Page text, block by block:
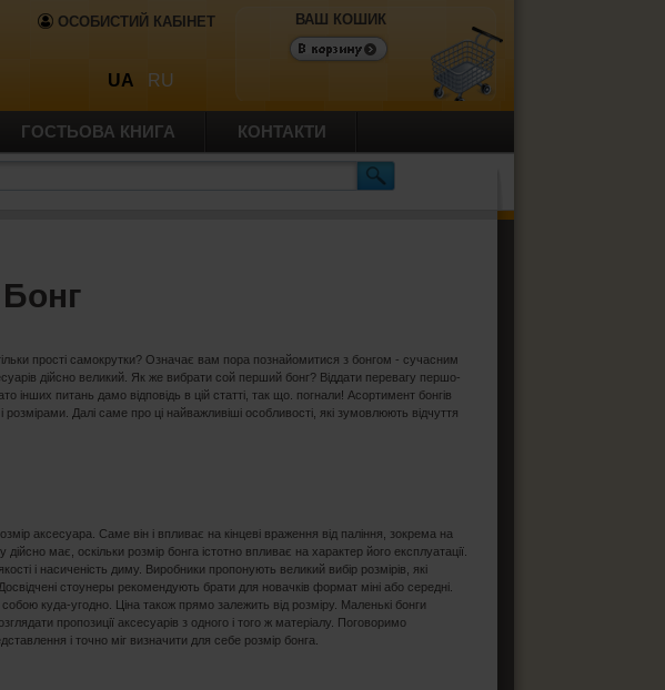
ОСОБИСТИЙ КАБІНЕТ
UA RU
ВАШ КОШИК
ГОСТЬОВА КНИГА КОНТАКТИ
прості самокрутки? Означає вам пора познайомитися з бонгом - сучасним
дійсно великий. Як же вибрати сой перший бонг? Віддати перевагу першо-
інших питань дамо відповідь в цій статті, так що. погнали! Асортимент бонгів
Далі саме про ці найважливіші особливості, які зумовлюють відчуття
аксесуара. Саме він і впливає на кінцеві враження від паління, зокрема на
має, оскільки розмір бонга істотно впливає на характер його експлуатації.
і насиченість диму. Виробники пропонують великий вибір розмірів, які
стоунеры рекомендують брати для новачків формат міні або середні.
куда-угодно. Ціна також прямо залежить від розміру. Маленькі бонги
пропозиції аксесуарів з одного і того ж матеріалу. Поговоримо
і точно міг визначити для себе розмір бонга.